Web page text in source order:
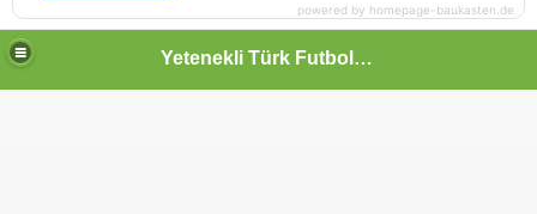
Yetenekli Türk Futbolcular
powered by homepage-baukasten.de